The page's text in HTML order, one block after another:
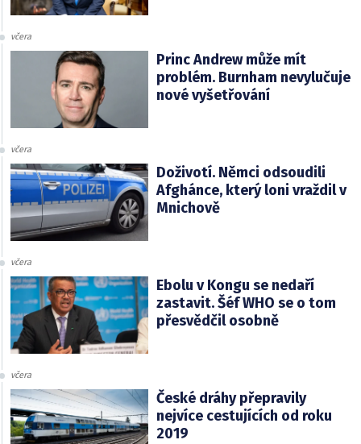
včera
Princ Andrew může mít
problém. Burnham nevylučuje
nové vyšetřování
včera
Doživotí. Němci odsoudili
Afghánce, který loni vraždil v
Mnichově
včera
Ebolu v Kongu se nedaří
zastavit. Šéf WHO se o tom
přesvědčil osobně
včera
České dráhy přepravily
nejvíce cestujících od roku
2019